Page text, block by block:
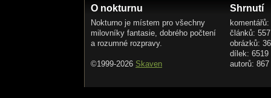
O nokturnu
Nokturno je místem pro všechny
milovníky fantasie, dobrého počtení
a rozumné rozpravy.
©1999-2026 Skaven
Shrnutí
článků: 557
obrázků:
dílek: 6519
autorů: 867